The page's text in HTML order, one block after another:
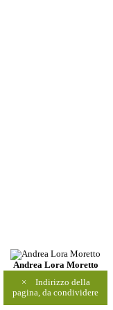
Andrea Lora Moretto
×
Indirizzo della
pagina, da condividere